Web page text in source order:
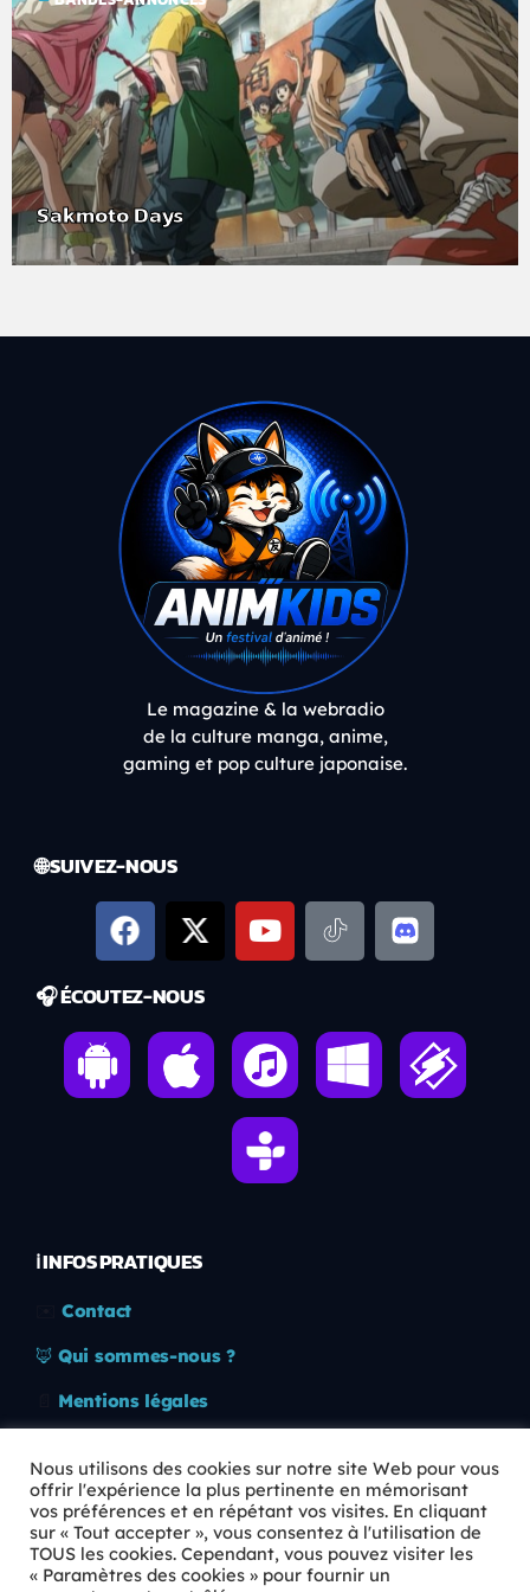
Sakmoto Days
Le magazine & la webradio
de la culture manga, anime,
gaming et pop culture japonaise.
🌐 SUIVEZ-NOUS
🎧 ÉCOUTEZ-NOUS
ℹ️ INFOS PRATIQUES
Contact
🦊 Qui sommes-nous ?
Mentions légales
🛡️ RGPD
Copyright © 2026 Animkids. Tous droits réservés.
Nous utilisons des cookies sur notre site Web pour vous
offrir l'expérience la plus pertinente en mémorisant
vos préférences et en répétant vos visites. En cliquant
sur « Tout accepter », vous consentez à l'utilisation de
TOUS les cookies. Cependant, vous pouvez visiter les
« Paramètres des cookies » pour fournir un